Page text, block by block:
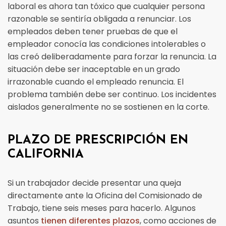
laboral es ahora tan tóxico que cualquier persona
razonable se sentiría obligada a renunciar. Los
empleados deben tener pruebas de que el
empleador conocía las condiciones intolerables o
las creó deliberadamente para forzar la renuncia. La
situación debe ser inaceptable en un grado
irrazonable cuando el empleado renuncia. El
problema también debe ser continuo. Los incidentes
aislados generalmente no se sostienen en la corte.
PLAZO DE PRESCRIPCIÓN EN
CALIFORNIA
Si un trabajador decide presentar una queja
directamente ante la Oficina del Comisionado de
Trabajo, tiene seis meses para hacerlo. Algunos
asuntos tienen diferentes plazos, como acciones de